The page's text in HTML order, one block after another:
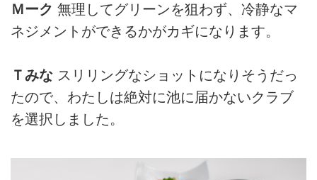
Ｍーク 無理してグリーンを狙わず、冷静なマ
ネジメントができるかがカギになります。
Ｔみな スリリングなショットになりそうだっ
たので、わたしは絶対に池に届かないクラブ
を選択しました。